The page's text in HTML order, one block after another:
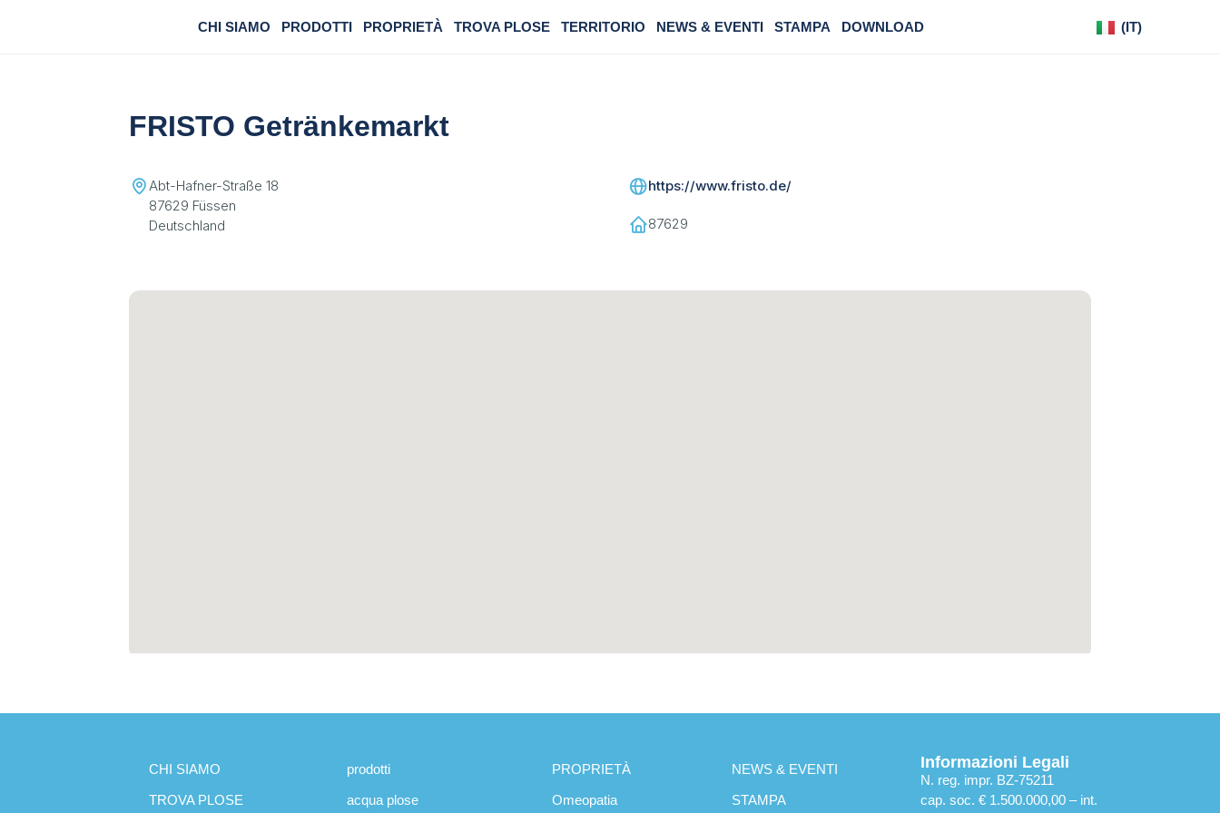
CHI SIAMO PRODOTTI PROPRIETÀ TROVA PLOSE TERRITORIO NEWS & EVENTI STAMPA DOWNLOAD (IT)
(DE)
FRISTO Getränkemarkt
Abt-Hafner-Straße 18
87629 Füssen
Deutschland
https://www.fristo.de/
87629
CHI SIAMO
TROVA PLOSE
prodotti
acqua plose
PROPRIETÀ
Omeopatia
NEWS & EVENTI
STAMPA
Informazioni Legali
N. reg. impr. BZ-75211
cap. soc. € 1.500.000,00 – int.